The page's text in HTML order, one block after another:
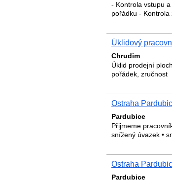
- Kontrola vstupu
pořádku -
Úklidový
Chrudim
Úklid prodejní
pořádek, zručnost
Ostraha
Pardubice
Přijmeme
snížený úvazek •
Ostraha
Pardubice